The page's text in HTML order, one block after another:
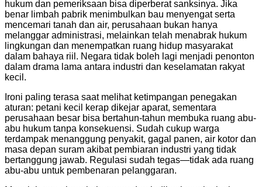
hukum dan pemeriksaan bisa diperberat sanksinya. Jika
benar limbah pabrik menimbulkan bau menyengat serta
mencemari tanah dan air, perusahaan bukan hanya
melanggar administrasi, melainkan telah menabrak hukum
lingkungan dan menempatkan ruang hidup masyarakat
dalam bahaya riil. Negara tidak boleh lagi menjadi penonton
dalam drama lama antara industri dan keselamatan rakyat
kecil.
Ironi paling terasa saat melihat ketimpangan penegakan
aturan: petani kecil kerap dikejar aparat, sementara
perusahaan besar bisa bertahun-tahun membuka ruang abu-
abu hukum tanpa konsekuensi. Sudah cukup warga
terdampak menanggung penyakit, gagal panen, air kotor dan
masa depan suram akibat pembiaran industri yang tidak
bertanggung jawab. Regulasi sudah tegas—tidak ada ruang
abu-abu untuk pembenaran pelanggaran.